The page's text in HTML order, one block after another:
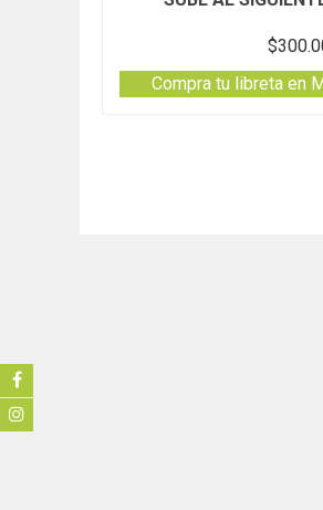
$
Compra tu libreta en